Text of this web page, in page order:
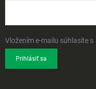
Vložením e-mailu súhlasíte s
Prihlásiť sa